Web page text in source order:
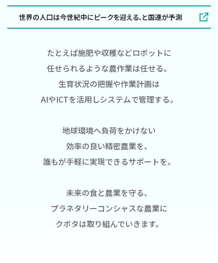
世界の人口は今世紀中にピークを迎える、と国連が予測
たとえば施肥や収穫などロボットに
任せられるような農作業は任せる。
生育状況の把握や作業計画は
AIやICTを活用しシステムで管理する。
地球環境へ負荷をかけない
効率の良い精密農業を、
誰もが手軽に実現できるサポートを。
未来の食と農業を守る、
プラネタリーコンシャスな農業に
クボタは取り組んでいきます。